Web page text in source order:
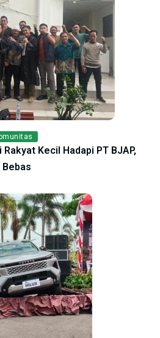
Kecil Hadapi PT BJAP,